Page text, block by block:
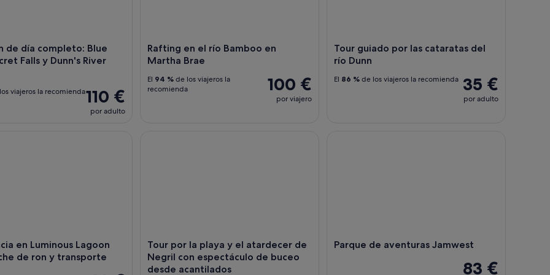
de día completo: Blue
Falls y Dunn's River
110 €
por adulto
viajeros la recomienda
Rafting en el río Bamboo en
Martha Brae
100 €
por viajero
El 94 % de los viajeros la
recomienda
Tour guiado por las cataratas del
río Dunn
35 €
por adulto
El 86 % de los viajeros la recomienda
en Luminous Lagoon
de ron y transporte
Tour por la playa y el atardecer de
Negril con espectáculo de buceo
desde acantilados
Parque de aventuras Jamwest
83 €